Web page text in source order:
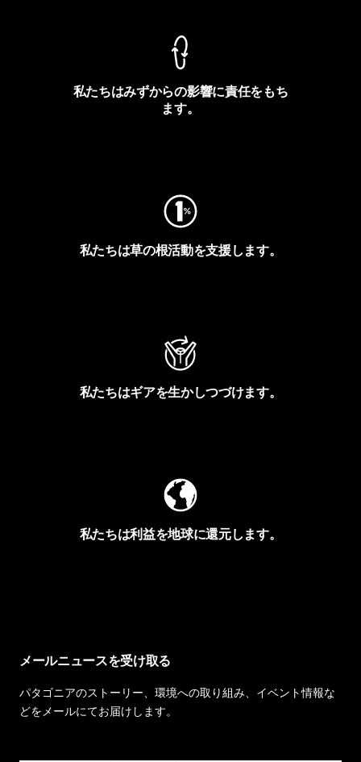
私たちはみずからの影響に責任をもち
ます。
私たちは草の根活動を支援します。
私たちはギアを生かしつづけます。
私たちは利益を地球に還元します。
メールニュースを受け取る
パタゴニアのストーリー、環境への取り組み、イベント情報な
どをメールにてお届けします。